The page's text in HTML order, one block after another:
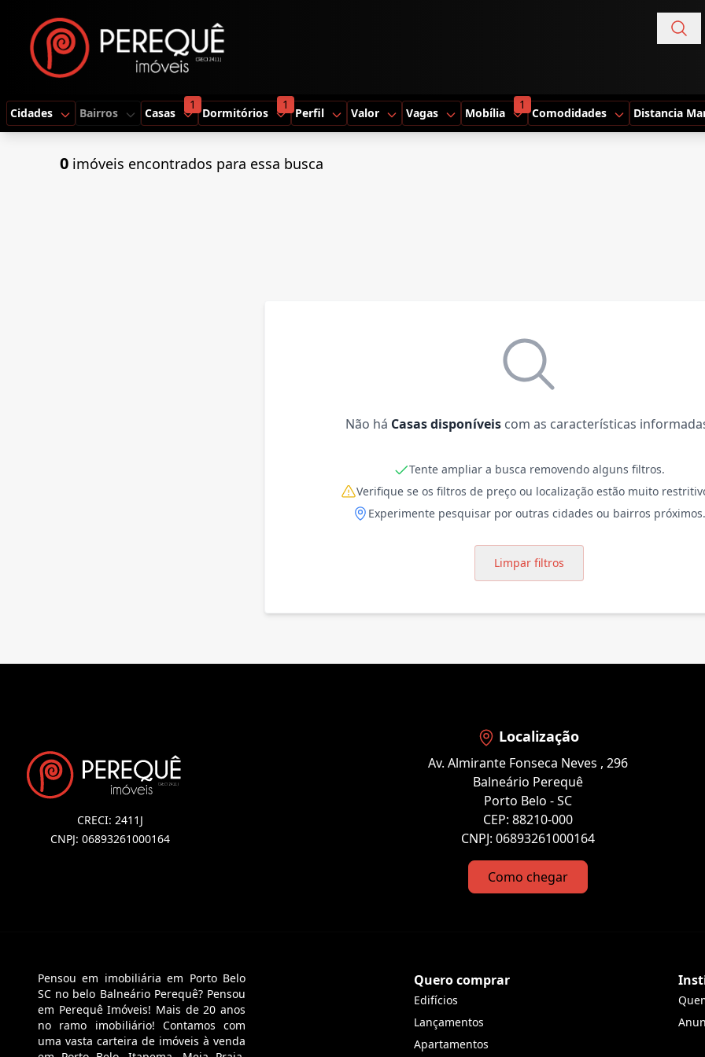
Cidades Bairros
1
Casas
1
Dormitórios Perfil Valor Vagas
1
Mobília Comodidades Distancia
0 imóveis encontrados para essa busca
Não há Casas disponíveis com as características
Tente ampliar a busca removendo alguns filtros.
Verifique se os filtros de preço ou localização estão muito
Experimente pesquisar por outras cidades ou bairros próximos.
Limpar filtros
CRECI: 2411J
CNPJ: 06893261000164
Localização
Av. Almirante Fonseca Neves , 296
Balneário Perequê
Porto Belo - SC
CEP: 88210-000
CNPJ: 06893261000164
Como chegar
Pensou em imobiliária em Porto Belo
SC no belo Balneário Perequê? Pensou
em Perequê Imóveis! Mais de 20 anos
no ramo imobiliário! Contamos com
uma vasta carteira de imóveis à venda
Quero comprar
Edifícios
Lançamentos
Apartamentos